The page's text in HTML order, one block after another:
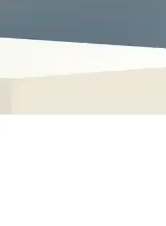
ısıtma sağlar, kullanımı kolay ve güvenlidir.
sunar. Geniş ürün yelpazesi ve
ve Dayanıklılık